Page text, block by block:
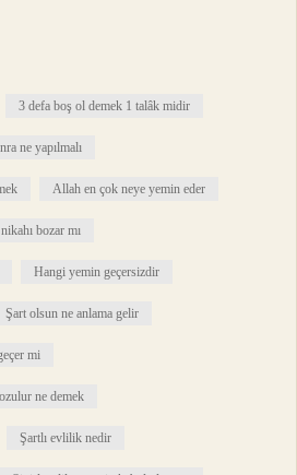
3 defa boş ol demek 1 talâk midir
ne yapılmalı
Allah en çok neye yemin eder
bozar mı
Hangi yemin geçersizdir
Şart olsun ne anlama gelir
mi
ne demek
Şartlı evlilik nedir